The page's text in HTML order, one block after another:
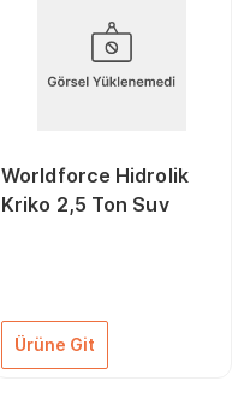
Worldforce Hidrolik
Kriko 2,5 Ton Suv
Ürüne Git